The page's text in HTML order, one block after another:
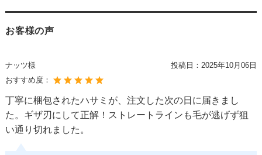
お客様の声
ナッツ様 投稿日： 2025年10月06日
おすすめ度：
丁寧に梱包されたハサミが、注文した次の日に届きまし
た。ギザ刃にして正解！ストレートラインも毛が逃げず狙
い通り切れました。